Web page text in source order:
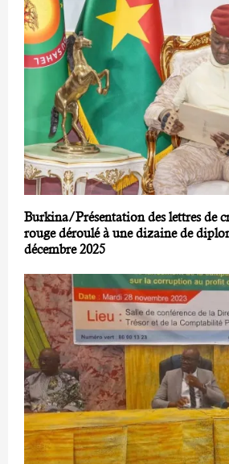
Burkina/Présentation des lettres de
rouge déroulé à une dizaine de
décembre 2025